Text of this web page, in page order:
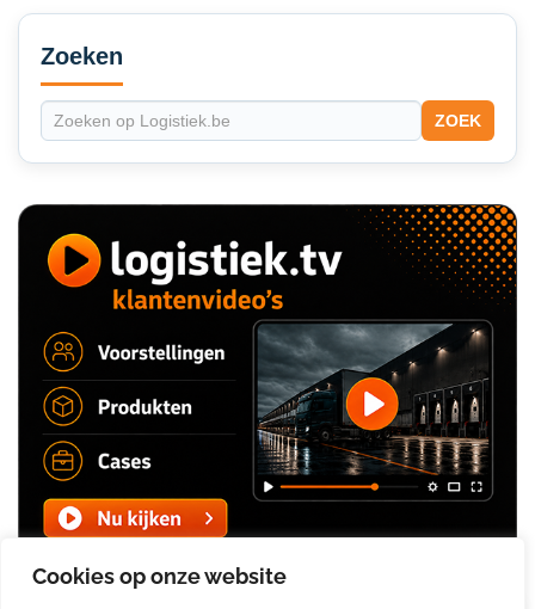
Cookies op onze website
Secondary
Sidebar
Zoeken
ZOEK